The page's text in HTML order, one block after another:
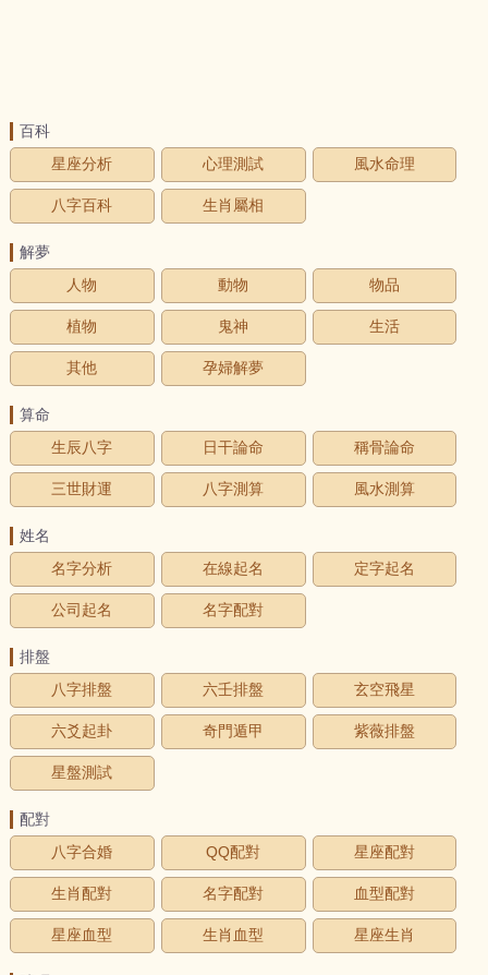
百科
星座分析
心理測試 風水命理
八字百科 生肖屬相
解夢
人物
動物 物品
植物 鬼神 生活
其他 孕婦解夢
算命
生辰八字
日干論命 稱骨論命
三世財運 八字測算 風水測算
姓名
名字分析
在線起名 定字起名
公司起名 名字配對
排盤
八字排盤
六壬排盤 玄空飛星
六爻起卦 奇門遁甲 紫薇排盤
星盤測試
配對
八字合婚
QQ配對 星座配對
生肖配對 名字配對 血型配對
星座血型 生肖血型 星座生肖